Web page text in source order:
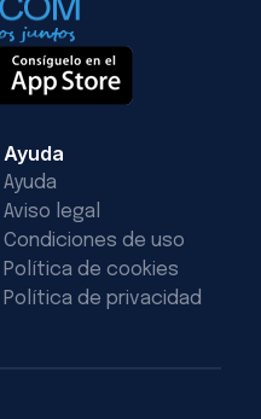
Ayuda
Ayuda
Aviso legal
Condiciones de uso
Política de cookies
Política de privacidad